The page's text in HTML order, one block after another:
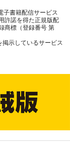
子書籍配信サービス
許諾を得た正規版配
商標（登録番号 第
示しているサービス